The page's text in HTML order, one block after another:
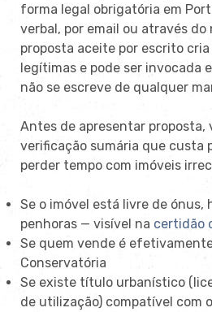
forma legal obrigatória em
verbal, por email ou através do
proposta aceite por escrito
legítimas e pode ser invocada
não se escreve de qualquer
Antes de apresentar proposta,
verificação sumária que custa
perder tempo com imóveis
Se o imóvel está livre de ónus,
penhoras — visível na certidão
Se quem vende é
Conservatória
Se existe título urbanístico
de utilização) compatível com